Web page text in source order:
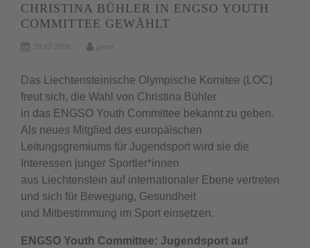
CHRISTINA BÜHLER IN ENGSO YOUTH
COMMITTEE GEWÄHLT
28.05.2026 petra
Das Liechtensteinische Olympische Komitee (LOC)
freut sich, die Wahl von Christina Bühler
in das ENGSO Youth Committee bekannt zu geben.
Als neues Mitglied des europäischen
Leitungsgremiums für Jugendsport wird sie die
Interessen junger Sportler*innen
aus Liechtenstein auf internationaler Ebene vertreten
und sich für Bewegung, Gesundheit
und Mitbestimmung im Sport einsetzen.
ENGSO Youth Committee: Jugendsport auf